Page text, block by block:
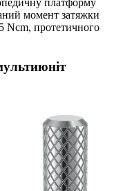
момент затяжки
Ncm, протетичного